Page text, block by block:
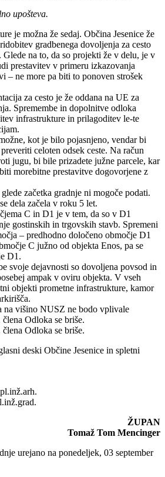
upošteva.
je možna že sedaj. Občina Jesenice že
gradbenega dovoljenja za cesto
na to, da so projekti že v delu, je v
prestavitev v primeru izkazovanja
– ne more pa biti to ponoven strošek
za cesto je že oddana na UE za
Spremembe in dopolnitve odloka
infrastrukture in prilagoditev le-te
kot je bilo pojasnjeno, vendar bi
celoten odsek ceste. Na račun
jugu, bi bile prizadete južne parcele, kar
morebitne prestavitve dogovorjene z
začetka gradnje ni mogoče podati.
dela začela v roku 5 let.
C in D1 je v tem, da so v D1
gostinskih in trgovskih stavb. Spremeni
– predhodno določeno območje D1
C južno od objekta Enos, pa se
D1.
svoje dejavnosti so dovoljena povsod in
ampak v oviru objekta. V vseh
objekti prometne infrastrukture, kamor
na višino NUSZ ne bodo vplivale
Odloka se briše.
Odloka se briše.
deski Občine Jesenice in spletni
ŽUPAN
Tomaž Tom Mencinger
urejano na ponedeljek, 03 september